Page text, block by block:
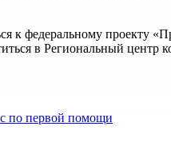
к федеральному проекту
в Региональный центр